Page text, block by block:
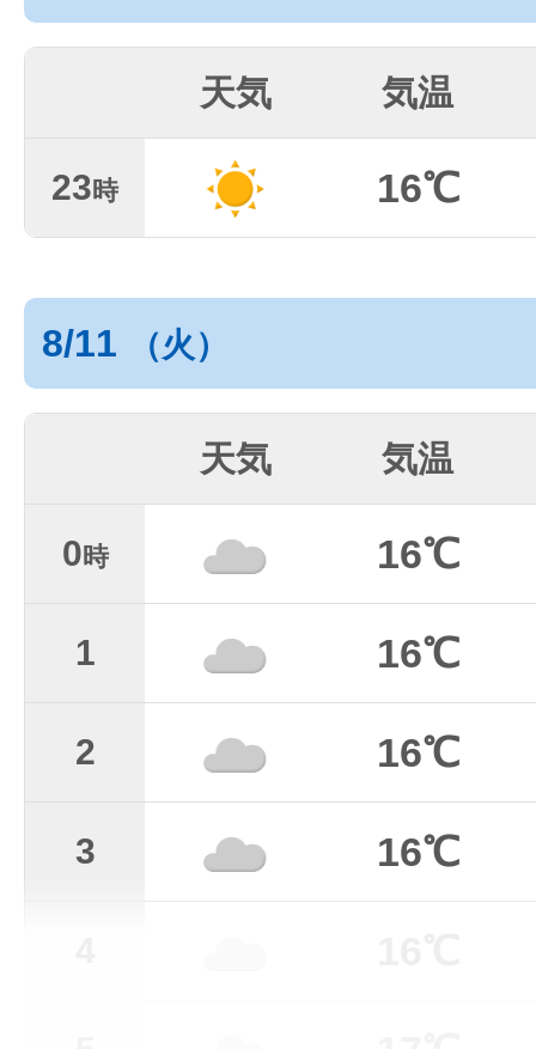
天気 気温
23時 16℃
8/11 （火）
天気 気温
0時 16℃
1 16℃
2 16℃
3 16℃